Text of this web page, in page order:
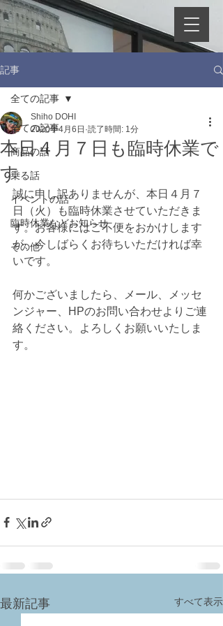
記事
全ての記事
商品の話
乗る話
イベントの話
臨時休業などお知らせ
その他
全ての記事
本日４月７日も臨時休業で
す
Shiho DOHI
2020年4月6日 読了時間: 1分
誠に申し訳ありませんが、本日４月７
日（火）も臨時休業させていただきま
す。お客様にはご不便をおかけします
が、今しばらくお待ちいただければ幸
いです。
何かございましたら、メール、メッセ
ンジャー、HPのお問い合わせよりご連
絡ください。よろしくお願いいたしま
す。
最新記事 すべて表示